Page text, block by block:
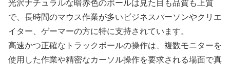
光沢ナチュラルな暗赤色のボールは見た目も品質も上質
で、長時間のマウス作業が多いビジネスパーソンやクリエ
イター、ゲーマーの方に特に支持されています。
高速かつ正確なトラックボールの操作は、複数モニターを
使用した作業や精密なカーソル操作を要求される場面で真